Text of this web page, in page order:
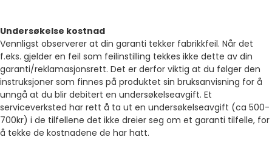
Undersøkelse kostnad
Vennligst observerer at din garanti tekker fabrikkfeil. Når det
f.eks. gjelder en feil som feilinstilling tekkes ikke dette av din
garanti/reklamasjonsrett. Det er derfor viktig at du følger den
instruksjoner som finnes på produktet sin bruksanvisning for å
unngå at du blir debitert en undersøkelseavgift. Et
serviceverksted har rett å ta ut en undersøkelseavgift (ca 500-
700kr) i de tilfellene det ikke dreier seg om et garanti tilfelle, for
å tekke de kostnadene de har hatt.